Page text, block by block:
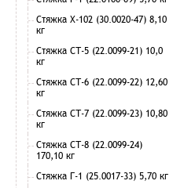
Стяжка Х-102 (30.0020-47) 8,10
кг
Стяжка СТ-5 (22.0099-21) 10,0
кг
Стяжка СТ-6 (22.0099-22) 12,60
кг
Стяжка СТ-7 (22.0099-23) 10,80
кг
Стяжка СТ-8 (22.0099-24)
170,10 кг
Стяжка Г-1 (25.0017-33) 5,70 кг